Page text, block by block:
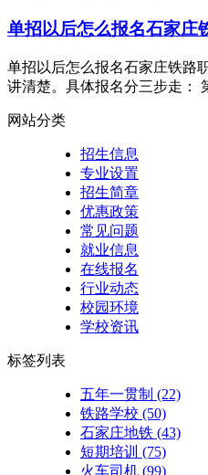
单招以后怎么报名石家庄
单招以后怎么报名石家庄铁路
讲清楚。具体报名分三步走：
网站分类
招生信息
专业设置
招生简章
优惠政策
常见问题
就业信息
在线报名
行业动态
校园环境
学校资讯
标签列表
五年一贯制 (22)
铁路学校 (50)
石家庄地铁 (43)
短期培训 (75)
火车司机 (99)